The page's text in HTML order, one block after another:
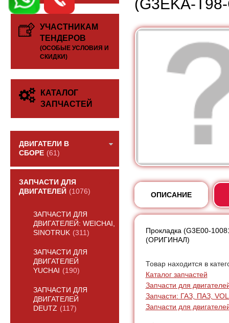
УЧАСТНИКАМ
ТЕНДЕРОВ
(ОСОБЫЕ УСЛОВИЯ И
СКИДКИ)
КАТАЛОГ
ЗАПЧАСТЕЙ
ДВИГАТЕЛИ В
СБОРЕ (61)
ЗАПЧАСТИ ДЛЯ
ДВИГАТЕЛЕЙ (1076)
ЗАПЧАСТИ ДЛЯ
ДВИГАТЕЛЕЙ: WEICHAI,
SINOTRUK (311)
ЗАПЧАСТИ ДЛЯ
ДВИГАТЕЛЕЙ
YUCHAI (190)
ЗАПЧАСТИ ДЛЯ
ДВИГАТЕЛЕЙ
DEUTZ (117)
(G3EKA-
ОПИСАНИЕ
Прокладка (G3E00-
(ОРИГИНАЛ)
Товар находится в
Каталог запчастей
Запчасти для
Запчасти: ГАЗ, ПАЗ,
Запчасти для